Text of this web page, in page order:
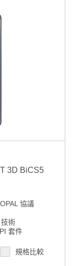
3D BiCS5
協議
術
套件
品
規格比較